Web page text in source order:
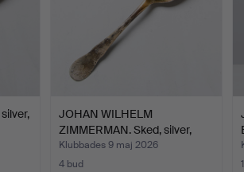
JOHAN WILHELM
ZIMMERMAN. Sked, silver,
Sto…
Klubbades 9 maj 2026
4 bud